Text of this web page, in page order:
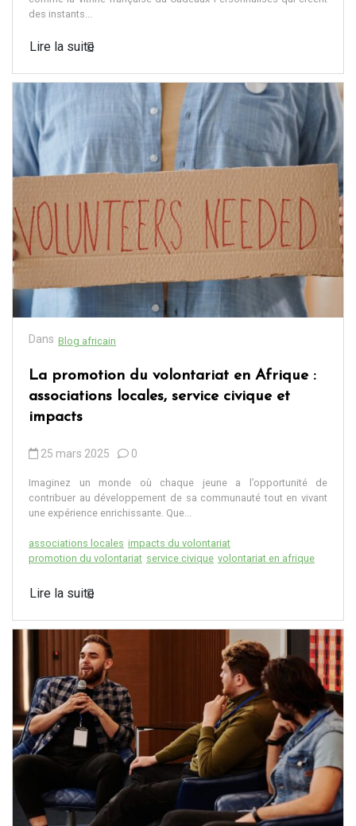
des instants...
Lire la suite
Dans Blog africain
La promotion du volontariat en Afrique :
associations locales, service civique et
impacts
25 mars 2025 0
Imaginez un monde où chaque jeune a l’opportunité de
contribuer au développement de sa communauté tout en vivant
une expérience enrichissante. Que...
associations locales impacts du volontariat
promotion du volontariat service civique volontariat en afrique
Lire la suite